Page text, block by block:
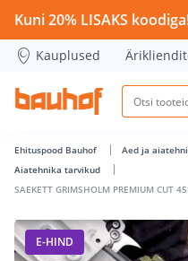
SAEKETT GRIMSHOLM
Kuni 20% LISAKS
Kauplused
Ehituspood Bauhof Aed ja
Aiatehnika tarvikud
SAEKETT GRIMSHOLM PREMIUM CUT
E-HIND